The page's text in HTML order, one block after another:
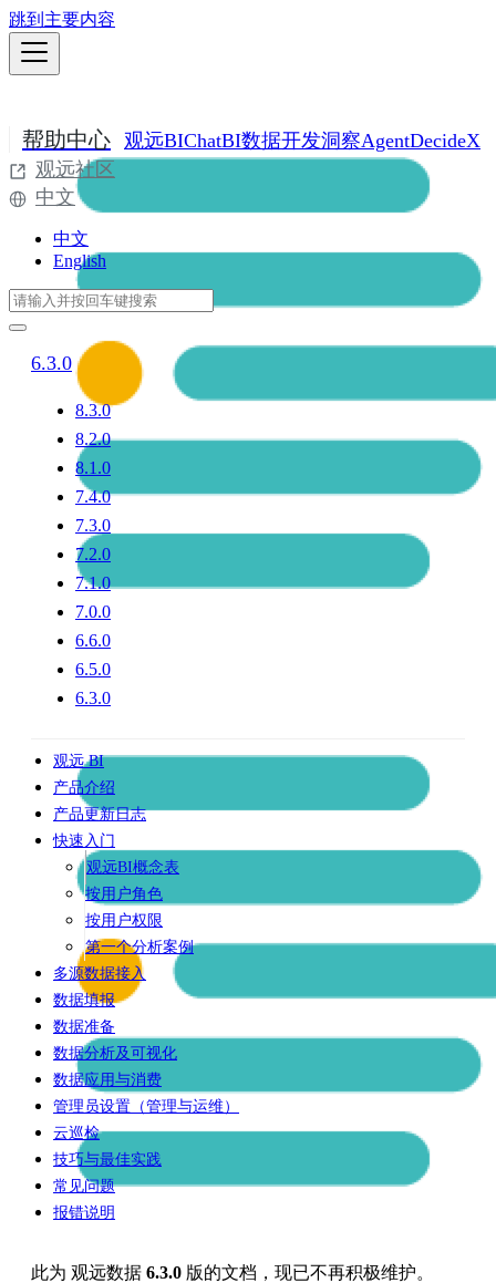
跳到主要内容
帮助中心 观远BIChatBI数据开发洞察AgentDecideX
观远社区
中文
中文
English
6.3.0
8.3.0
8.2.0
8.1.0
7.4.0
7.3.0
7.2.0
7.1.0
7.0.0
6.6.0
6.5.0
6.3.0
观远 BI
产品介绍
产品更新日志
快速入门
观远BI概念表
按用户角色
按用户权限
第一个分析案例
多源数据接入
数据填报
数据准备
数据分析及可视化
数据应用与消费
管理员设置（管理与运维）
云巡检
技巧与最佳实践
常见问题
报错说明
此为 观远数据 6.3.0 版的文档，现已不再积极维护。